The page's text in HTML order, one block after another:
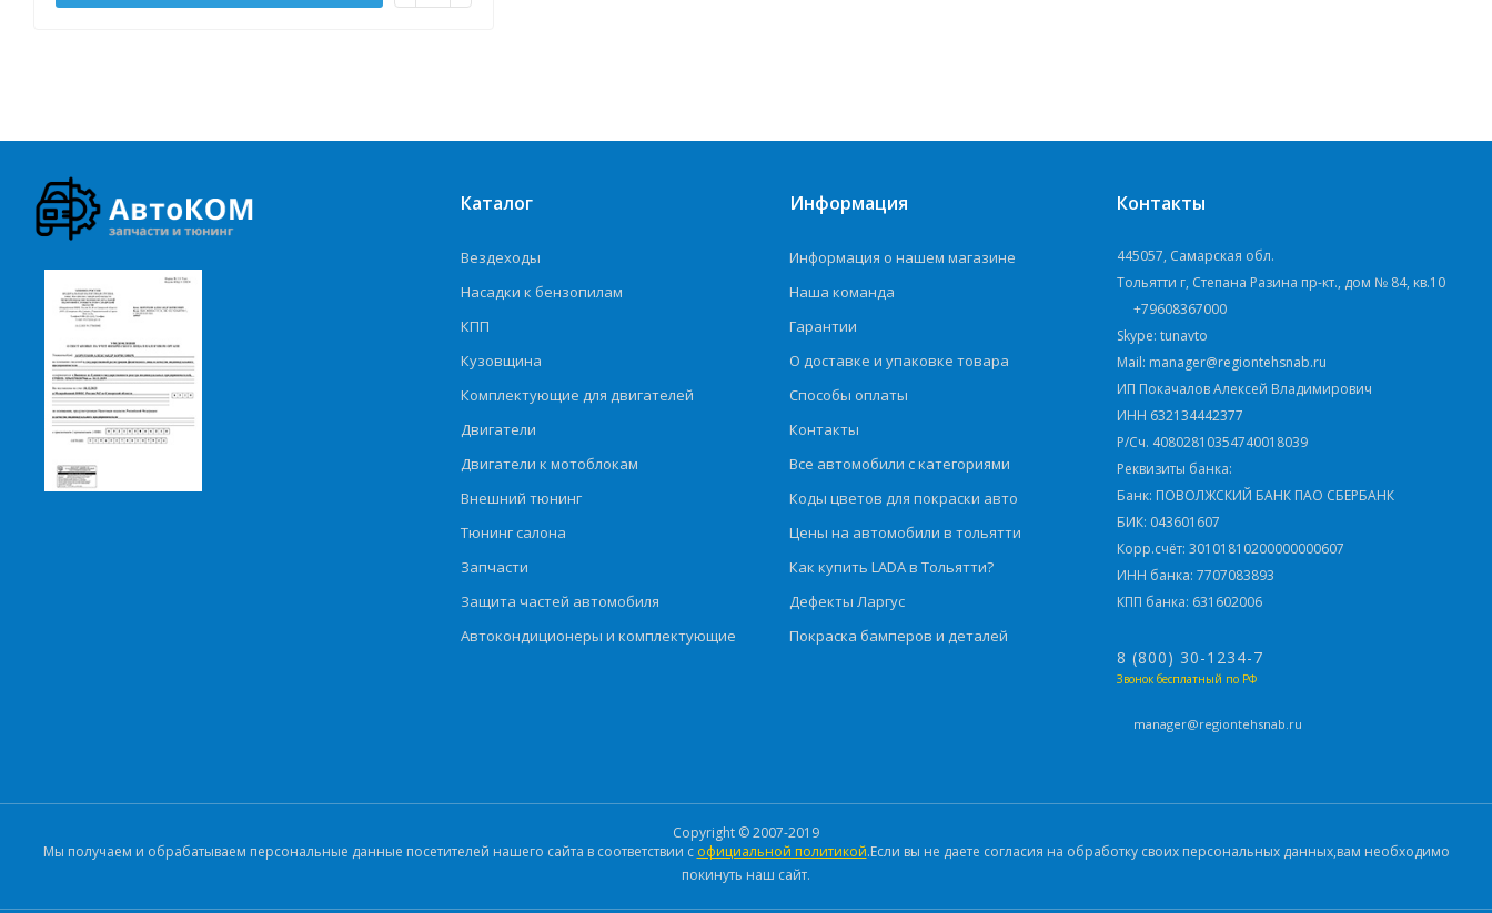
Каталог
Вездеходы
Насадки к бензопилам
КПП
Кузовщина
Комплектующие для двигателей
Двигатели
Двигатели к мотоблокам
Внешний тюнинг
Тюнинг салона
Запчасти
Защита частей автомобиля
Автокондиционеры и комплектующие
Информация
Информация о нашем магазине
Наша команда
Гарантии
О доставке и упаковке товара
Способы оплаты
Контакты
Все автомобили с категориями
Коды цветов для покраски авто
Цены на автомобили в тольятти
Как купить LADA в Тольятти?
Дефекты Ларгус
Покраска бамперов и деталей
Контакты
445057, Самарская обл.
Тольятти г, Степана Разина пр-кт., дом № 84, кв.10
+79608367000
Skype: tunavto
Mail: manager@regiontehsnab.ru
ИП Покачалов Алексей Владимирович
ИНН 632134442377
Р/Сч. 40802810354740018039
Реквизиты банка:
Банк: ПОВОЛЖСКИЙ БАНК ПАО СБЕРБАНК
БИК: 043601607
Корр.счёт: 30101810200000000607
ИНН банка: 7707083893
КПП банка: 631602006
8 (800) 30-1234-7
Звонок бесплатный по РФ
manager@regiontehsnab.ru
Copyright © 2007-2019
Мы получаем и обрабатываем персональные данные посетителей нашего сайта в соответствии с официальной политикой.Если вы не даете согласия на обработку своих персональных данных,вам необходимо
покинуть наш сайт.